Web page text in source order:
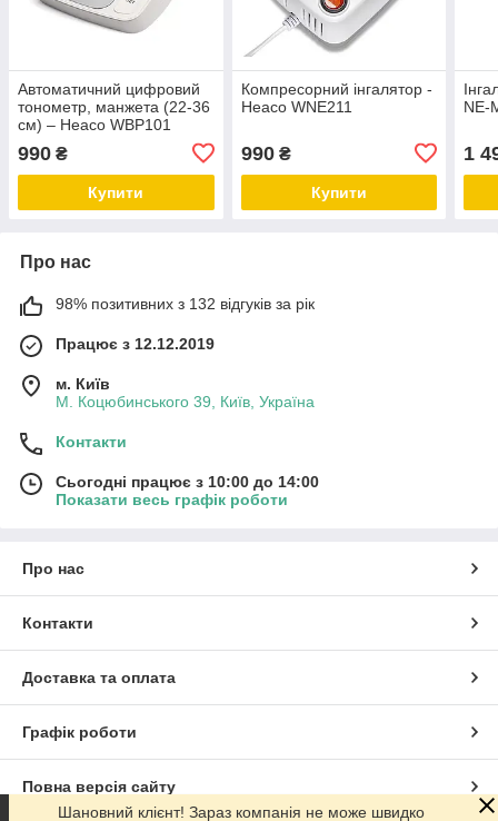
Автоматичний цифровий
тонометр, манжета (22-36
см) – Heaco WBP101
990 ₴
Купити
Компресорний інгалятор -
Heaco WNE211
990₴
Купити
NE-
1
Про нас
98% позитивних з 132 відгуків за рік
Працює з 12.12.2019
м. Київ
М. Коцюбинського 39, Київ, Україна
Контакти
Сьогодні працює з 10:00 до 14:00
Показати весь графік роботи
Про нас
Контакти
Доставка та оплата
Графік роботи
Повна версія сайту
Шановний клієнт! Зараз компанія не може швидко